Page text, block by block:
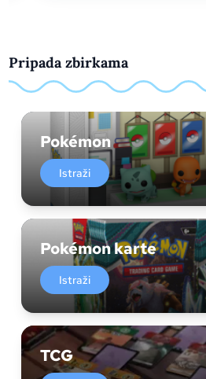
Pripada zbirkama
Pokémon
Istraži
Pokémon karte
Istraži
TCG